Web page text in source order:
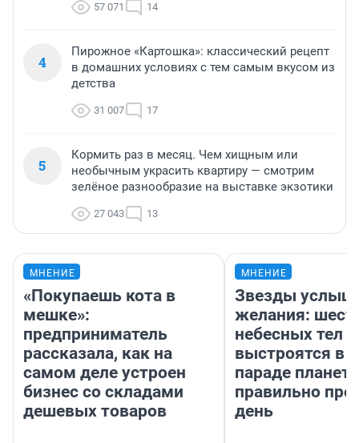
57 071 14
4
Пирожное «Картошка»: классический рецепт
в домашних условиях с тем самым вкусом из
детства
31 007 17
5
Кормить раз в месяц. Чем хищным или
необычным украсить квартиру — смотрим
зелёное разнообразие на выставке экзотики
27 043 13
МНЕНИЕ
«Покупаешь кота в
мешке»:
предприниматель
рассказала, как на
самом деле устроен
бизнес со складами
дешевых товаров
МНЕНИЕ
Звезды
желания:
небесных тел
выстроятся в
параде планет
правильно
день